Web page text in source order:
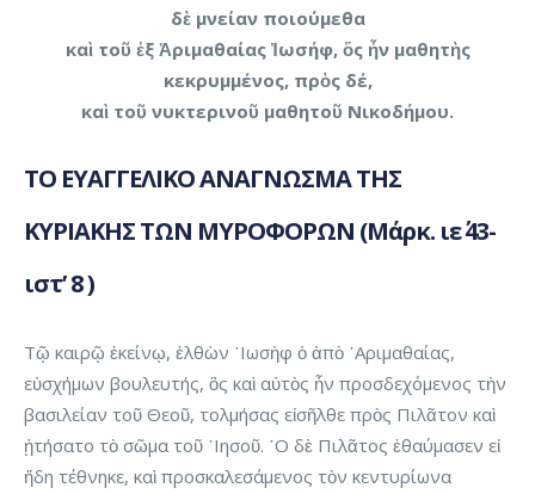
δὲ μνείαν ποιούμεθα
καὶ τοῦ ἐξ Ἀριμαθαίας Ἰωσήφ, ὅς ἦν μαθητὴς
κεκρυμμένος, πρὸς δέ,
καὶ τοῦ νυκτερινοῦ μαθητοῦ Νικοδήμου.
ΤΟ ΕΥΑΓΓΕΛΙΚΟ ΑΝΑΓΝΩΣΜΑ ΤΗΣ
ΚΥΡΙΑΚΗΣ ΤΩΝ ΜΥΡΟΦΟΡΩΝ (Μάρκ. ιε΄ 43-
ιστ’ 8 )
Τῷ καιρῷ ἐκείνῳ, ἐλθὼν ᾿Ιωσὴφ ὁ ἀπὸ ᾿Αριμαθαίας,
εὐσχήμων βουλευτής, ὃς καὶ αὐτὸς ἦν προσδεχόμενος τὴν
βασιλείαν τοῦ Θεοῦ, τολμήσας εἰσῆλθε πρὸς Πιλᾶτον καὶ
ᾐτήσατο τὸ σῶμα τοῦ ᾿Ιησοῦ. ῾Ο δὲ Πιλᾶτος ἐθαύμασεν εἰ
ἤδη τέθνηκε, καὶ προσκαλεσάμενος τὸν κεντυρίωνα